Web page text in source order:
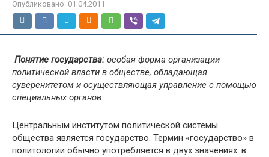
Опубликовано: 01.04.2011
Понятие государства: особая форма организации
политической власти в обществе, обладающая
суверенитетом и осуществляющая управление с помощью
специальных органов.
Центральным институтом политической системы
общества является государство. Термин «государство» в
политологии обычно употребляется в двух значениях: в